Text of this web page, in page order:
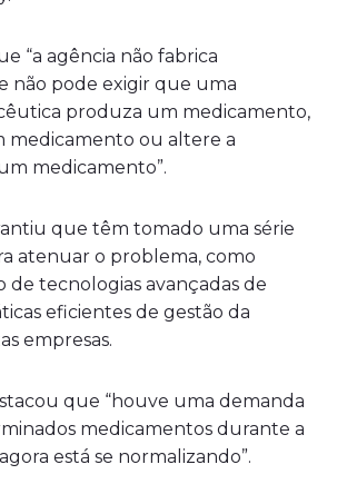
“a agência não fabrica
não pode exigir que uma
produza um medicamento,
medicamento ou altere a
medicamento”.
que têm tomado uma série
atenuar o problema, como
de tecnologias avançadas de
eficientes de gestão da
empresas.
que “houve uma demanda
medicamentos durante a
está se normalizando”.